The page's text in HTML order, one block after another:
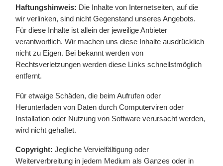
Haftungshinweis: Die Inhalte von Internetseiten, auf die
wir verlinken, sind nicht Gegenstand unseres Angebots.
Für diese Inhalte ist allein der jeweilige Anbieter
verantwortlich. Wir machen uns diese Inhalte ausdrücklich
nicht zu Eigen. Bei bekannt werden von
Rechtsverletzungen werden diese Links schnellstmöglich
entfernt.
Für etwaige Schäden, die beim Aufrufen oder
Herunterladen von Daten durch Computerviren oder
Installation oder Nutzung von Software verursacht werden,
wird nicht gehaftet.
Copyright: Jegliche Vervielfältigung oder
Weiterverbreitung in jedem Medium als Ganzes oder in